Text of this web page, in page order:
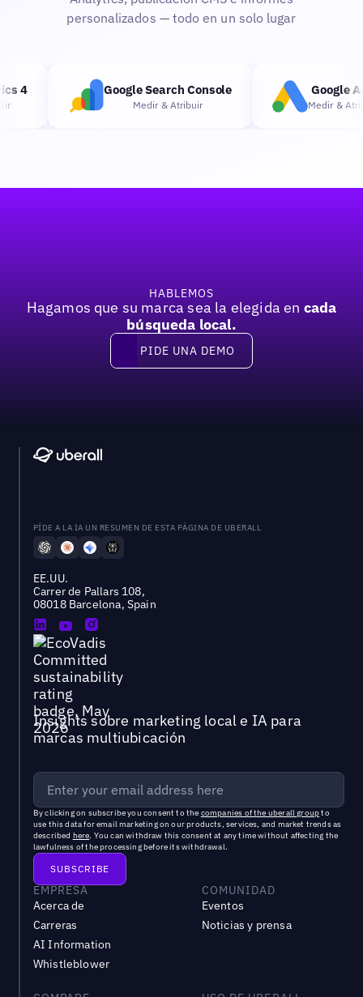
personalizados — todo en un solo lugar
4 Google Search Console
Medir & Atribuir
Google
Medir &
HABLEMOS
Hagamos que su marca sea la elegida en cada
búsqueda local.
Pide una demo
PIDE UNA DEMO
PÍDE A LA IA UN RESUMEN DE ESTA PÁGINA DE UBERALL
EE.UU.
Carrer de Pallars 108,
08018 Barcelona, Spain
Insights sobre marketing local e IA para
marcas multiubicación
By clicking on subscribe you consent to the companies of the uberall groupto
use this data for email marketing on our products, services, and market trends as
described here. You can withdraw this consent at any time without affecting the
lawfulness of the processing before its withdrawal.
EMPRESA
Acerca de
Carreras
AI Information
Whistleblower
COMUNIDAD
Eventos
Noticias y prensa